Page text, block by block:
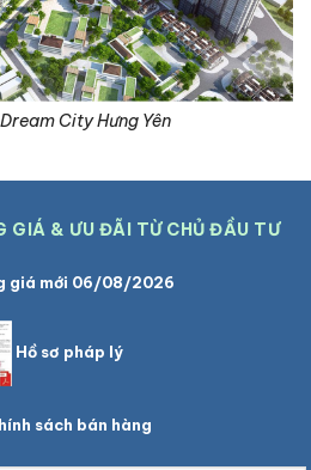
City Hưng Yên
GIÁ & ƯU ĐÃI TỪ CHỦ ĐẦU TƯ
giá mới 06/08/2026
Hồ sơ pháp lý
sách bán hàng